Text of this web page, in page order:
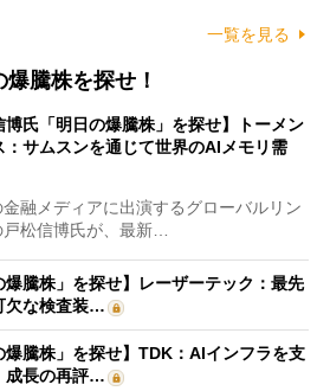
一覧を見る
騰株を探せ！
博氏「明日の爆騰株」を探せ】トーメン
：サムスンを通じて世界のAIメモリ需
融メディアに出演するグローバルリン
戸松信博氏が、最新…
爆騰株」を探せ】レーザーテック：最先
欠な検査装…
爆騰株」を探せ】TDK：AIインフラを支
成長の再評…